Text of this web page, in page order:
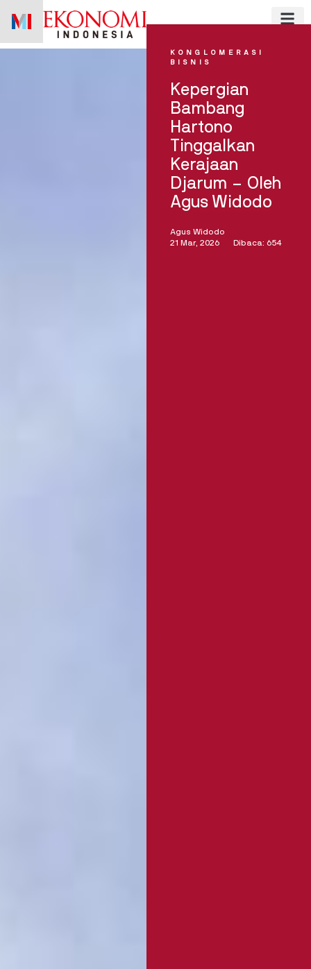
KONGLOMERASI
BISNIS
Kepergian
Bambang
Hartono
Tinggalkan
Kerajaan
Djarum – Oleh
Agus Widodo
Agus Widodo
21 Mar, 2026
Dibaca: 654